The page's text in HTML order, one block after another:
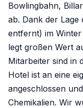
Bowlingbahn,
ab. Dank der Lage
entfernt) im
legt großen Wert
Mitarbeiter sind in
Hotel ist an eine
angeschlossen
Chemikalien. Wir